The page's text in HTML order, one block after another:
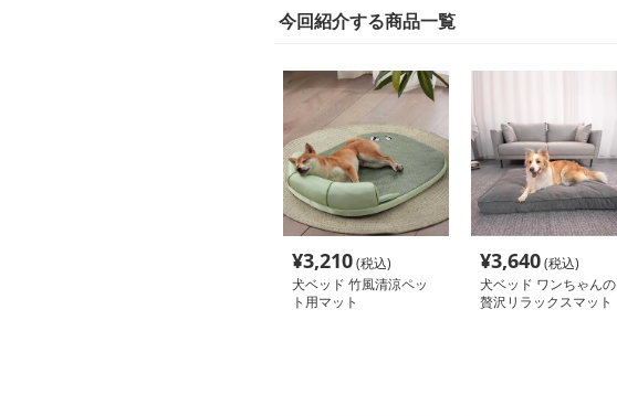
今回紹介する商品一覧
¥3,210(税込)
犬ベッド 竹風清涼ペッ
ト用マット
¥3,640(税込)
犬ベッド ワンちゃんの
贅沢リラックスマット